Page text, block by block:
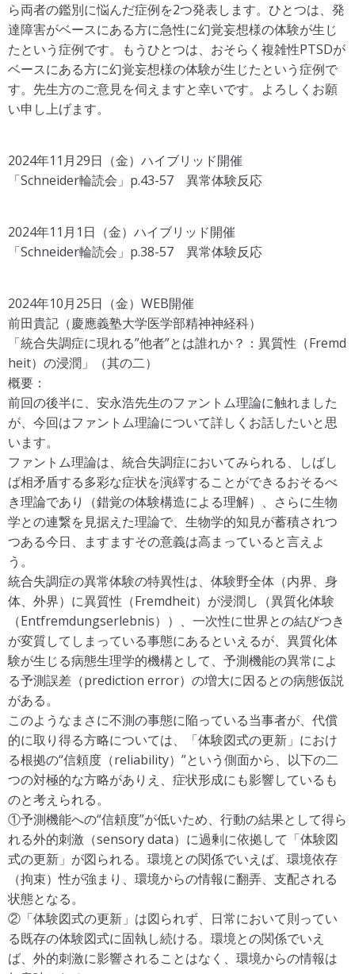
ら両者の鑑別に悩んだ症例を2つ発表します。ひとつは、発
達障害がベースにある方に急性に幻覚妄想様の体験が生じ
たという症例です。もうひとつは、おそらく複雑性PTSDが
ベースにある方に幻覚妄想様の体験が生じたという症例で
す。先生方のご意見を伺えますと幸いです。よろしくお願
い申し上げます。
2024年11月29日（金）ハイブリッド開催
「Schneider輪読会」p.43-57 異常体験反応
2024年11月1日（金）ハイブリッド開催
「Schneider輪読会」p.38-57 異常体験反応
2024年10月25日（金）WEB開催
前田貴記（慶應義塾大学医学部精神神経科）
「統合失調症に現れる”他者”とは誰れか？：異質性（Fremd
heit）の浸潤」（其の二）
概要：
前回の後半に、安永浩先生のファントム理論に触れました
が、今回はファントム理論について詳しくお話したいと思
います。
ファントム理論は、統合失調症においてみられる、しばし
ば相矛盾する多彩な症状を演繹することができるおそるべ
き理論であり（錯覚の体験構造による理解）、さらに生物
学との連繋を見据えた理論で、生物学的知見が蓄積されつ
つある今日、ますますその意義は高まっていると言えよ
う。
統合失調症の異常体験の特異性は、体験野全体（内界、身
体、外界）に異質性（Fremdheit）が浸潤し（異質化体験
（Entfremdungserlebnis））、一次性に世界との結びつき
が変質してしまっている事態にあるといえるが、異質化体
験が生じる病態生理学的機構として、予測機能の異常によ
る予測誤差（prediction error）の増大に因るとの病態仮説
がある。
このようなまさに不測の事態に陥っている当事者が、代償
的に取り得る方略については、「体験図式の更新」におけ
る根拠の“信頼度（reliability）”という側面から、以下の二
つの対極的な方略がありえ、症状形成にも影響しているも
のと考えられる。
①予測機能への“信頼度”が低いため、行動の結果として得ら
れる外的刺激（sensory data）に過剰に依拠して「体験図
式の更新」が図られる。環境との関係でいえば、環境依存
（拘束）性が強まり、環境からの情報に翻弄、支配される
状態となる。
②「体験図式の更新」は図られず、日常において則ってい
る既存の体験図式に固執し続ける。環境との関係でいえ
ば、外的刺激に影響されることはなく、環境からの情報は